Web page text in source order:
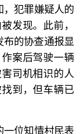
犯罪嫌疑人的
发现。此前，
的协查通报显
案后驾驶一辆
司机相识的人
到，但车辆已
位知情村民表